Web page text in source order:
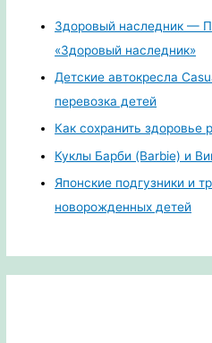
Здоровый наследник —
«Здоровый наследник»
Детские автокресла
перевозка детей
Как сохранить здоровье
Куклы Барби (Barbie) и
Японские подгузники и
новорожденных детей